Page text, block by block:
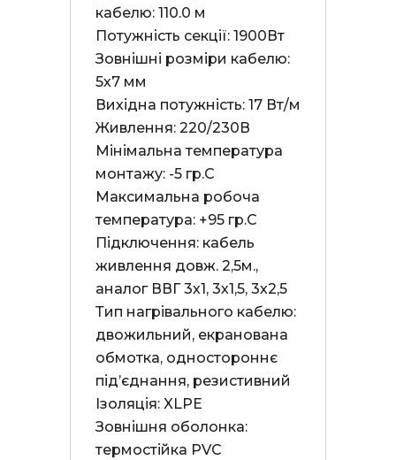
кабелю: 110.0 м
Потужність секції: 1900Вт
Зовнішні розміри кабелю:
5х7 мм
Вихідна потужність: 17 Вт/м
Живлення: 220/230В
Мінімальна температура
монтажу: -5 гр.С
Максимальна робоча
температура: +95 гр.С
Підключення: кабель
живлення довж. 2,5м.,
аналог ВВГ 3х1, 3х1,5, 3х2,5
Тип нагрівального кабелю:
двожильний, екранована
обмотка, одностороннє
під’єднання, резистивний
Ізоляція: XLPE
Зовнішня оболонка:
термостійка PVC